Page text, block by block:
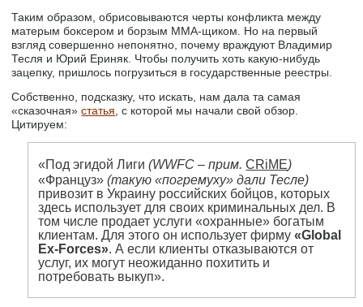
Таким образом, обрисовываются черты конфликта между
матерым боксером и борзым MMA-щиком. Но на первый
взгляд совершенно непонятно, почему враждуют Владимир
Тесля и Юрий Ериняк. Чтобы получить хоть какую-нибудь
зацепку, пришлось погрузиться в государственные реестры.
Собственно, подсказку, что искать, нам дала та самая
«сказочная»статья , с которой мы начали свой обзор.
Цитируем:
«Под эгидой Лиги(WWFC – прим.CRiME)
«Француз»(такую «погремуху» дали Тесле)
привозит в Украину российских бойцов, которых
здесь использует для своих криминальных дел. В
том числе продает услуги «охранные» богатым
клиентам. Для этого он использует фирму«Global
Ex-Forces». А если клиенты отказываются от
услуг, их могут неожиданно похитить и
потребовать выкуп».